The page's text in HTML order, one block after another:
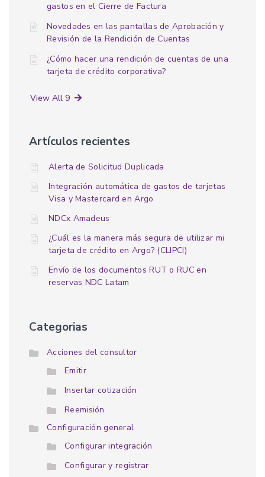
gastos en el Cierre de Factura
Novedades en las pantallas de Aprobación y
Revisión de la Rendición de Cuentas
¿Cómo hacer una rendición de cuentas de una
tarjeta de crédito corporativa?
View All 9
Artículos recientes
Alerta de Solicitud Duplicada
Integración automática de gastos de tarjetas
Visa y Mastercard en Argo
NDCx Amadeus
¿Cuál es la manera más segura de utilizar mi
tarjeta de crédito en Argo? (CLIPCI)
Envío de los documentos RUT o RUC en
reservas NDC Latam
Categorias
Acciones del consultor
Emitir
Insertar cotización
Reemisión
Configuración general
Configurar integración
Configurar y registrar